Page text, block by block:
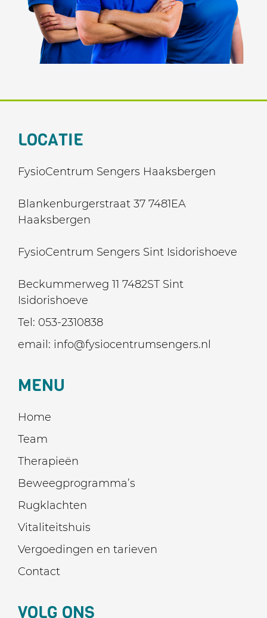
LOCATIE
FysioCentrum Sengers Haaksbergen
Blankenburgerstraat 37 7481EA
Haaksbergen
FysioCentrum Sengers Sint Isidorishoeve
Beckummerweg 11 7482ST Sint
Isidorishoeve
Tel: 053-2310838
email: info@fysiocentrumsengers.nl
MENU
Home
Team
Therapieën
Beweegprogramma’s
Rugklachten
Vitaliteitshuis
Vergoedingen en tarieven
Contact
VOLG ONS